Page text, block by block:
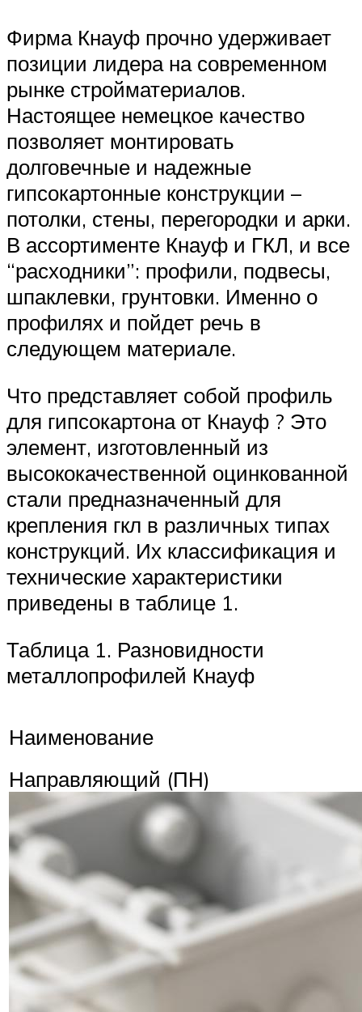
Фирма Кнауф прочно удерживает
позиции лидера на современном
рынке стройматериалов.
Настоящее немецкое качество
позволяет монтировать
долговечные и надежные
гипсокартонные конструкции –
потолки, стены, перегородки и арки.
В ассортименте Кнауф и ГКЛ, и все
“расходники”: профили, подвесы,
шпаклевки, грунтовки. Именно о
профилях и пойдет речь в
следующем материале.
Что представляет собой профиль
для гипсокартона от Кнауф ? Это
элемент, изготовленный из
высококачественной оцинкованной
стали предназначенный для
крепления гкл в различных типах
конструкций. Их классификация и
технические характеристики
приведены в таблице 1.
Таблица 1. Разновидности
металлопрофилей Кнауф
Наименование
Направляющий (ПН)